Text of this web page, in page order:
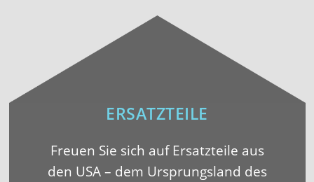
ERSATZTEILE
Freuen Sie sich auf Ersatzteile aus
den USA – dem Ursprungsland des